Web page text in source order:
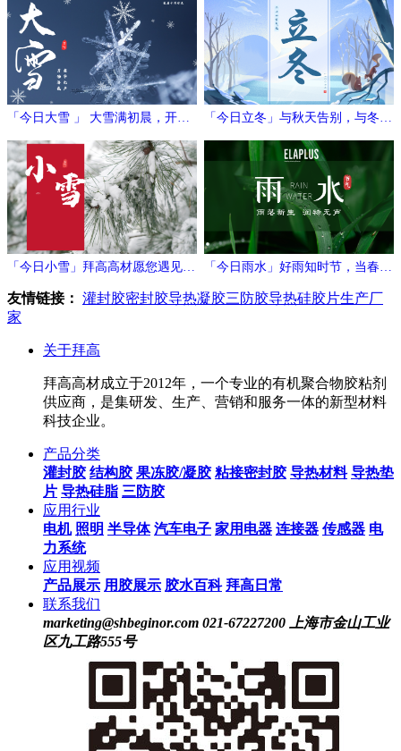
「今日大雪 」 大雪满初晨，开门
万象新
「今日立冬」与秋天告别，与冬日
相拥
「今日小雪」拜高高材愿您遇见冬
日的温暖与期待！
「今日雨水」好雨知时节，当春乃
发生
友情链接： 灌封胶密封胶导热凝胶三防胶导热硅胶片生产厂
家
关于拜高
拜高高材成立于2012年，一个专业的有机聚合物胶粘剂
供应商，是集研发、生产、营销和服务一体的新型材料
科技企业。
产品分类
灌封胶 结构胶 果冻胶/凝胶 粘接密封胶 导热材料 导热垫
片 导热硅脂 三防胶
应用行业
电机 照明 半导体 汽车电子 家用电器 连接器 传感器 电
力系统
应用视频
产品展示 用胶展示 胶水百科 拜高日常
联系我们
marketing@shbeginor.com 021-67227200
上海市金山工业
区九工路555号